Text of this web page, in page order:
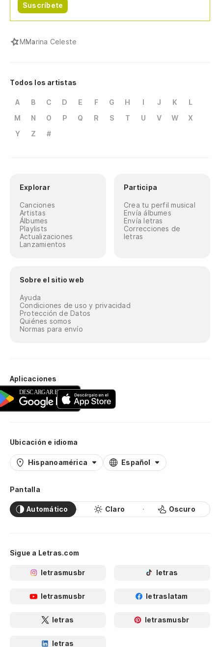
Suscríbete
MMarina Celeste
Todos los artistas
A B C D E F G H I J K
L
M
N O P Q R S T U V W
X
Y
Z #
Explorar
Canciones
Artistas
Álbumes
Playlists
Actualizaciones
Lanzamientos
Participa
Crea tu perfil musical
Envía álbumes
Envía letras
Correcciones de
letras
Sobre el sitio web
Ayuda
Condiciones de uso y privacidad
Protección de Datos
Quiénes somos
Normas para envío
Aplicaciones
Ubicación e idioma
Hispanoamérica Español
Pantalla
Automático Claro Oscuro
Sigue a Letras.com
letrasmusbr letras
letrasmusbr letraslatam
letras letrasmusbr
letras